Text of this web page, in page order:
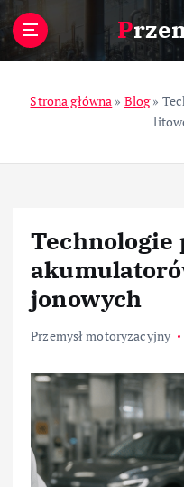
Strona główna » Blog»
jonowych
Przemysł motoryzacyjny